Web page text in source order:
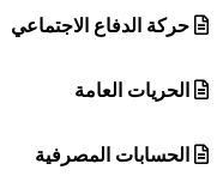
حركة الدفاع الاجتماعي
الحريات العامة
الحسابات المصرفية